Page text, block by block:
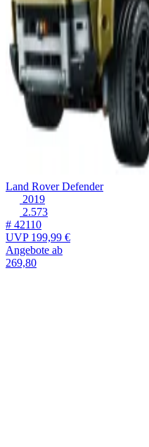
Land Rover Defender
2019
2.573
# 42110
UVP199,99 €
Angebote ab
269,80